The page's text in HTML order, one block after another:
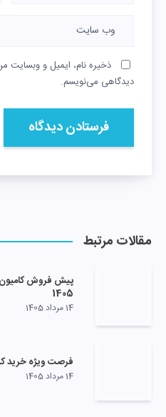
ذخیره نام، ایمیل و وبسایت
دیدگاهی می‌نویسم.
مقالات مرتبط
پیش فروش کامیون
1405
14 مرداد 1405
فرصت ویژه خرید کیا اسپورتیج
14 مرداد 1405